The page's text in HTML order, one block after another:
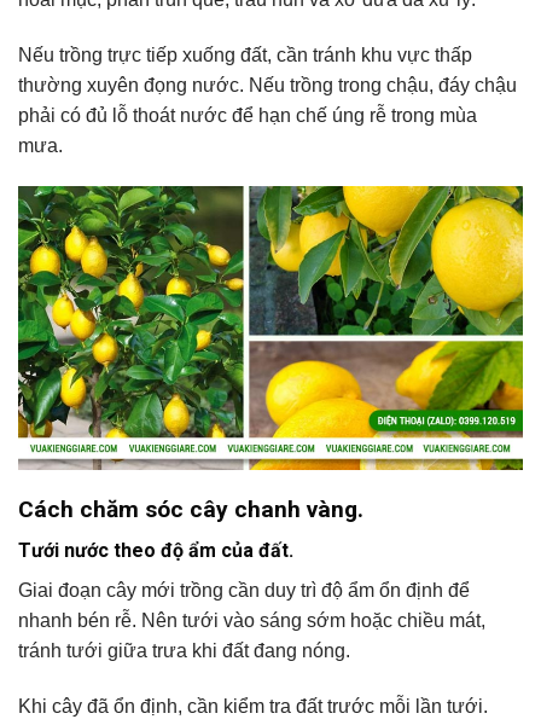
Nếu trồng trực tiếp xuống đất, cần tránh khu vực thấp
thường xuyên đọng nước. Nếu trồng trong chậu, đáy chậu
phải có đủ lỗ thoát nước để hạn chế úng rễ trong mùa
mưa.
Cách chăm sóc cây chanh vàng.
Tưới nước theo độ ẩm của đất.
Giai đoạn cây mới trồng cần duy trì độ ẩm ổn định để
nhanh bén rễ. Nên tưới vào sáng sớm hoặc chiều mát,
tránh tưới giữa trưa khi đất đang nóng.
Khi cây đã ổn định, cần kiểm tra đất trước mỗi lần tưới.